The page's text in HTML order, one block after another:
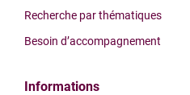
Recherche par thématiques
Besoin d’accompagnement
Informations